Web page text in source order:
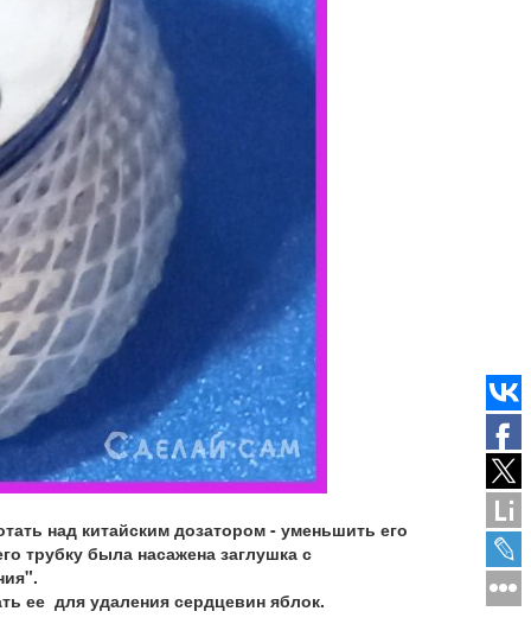
над китайским дозатором - уменьшить его
трубку была насажена заглушка с
ее для удаления сердцевин яблок.